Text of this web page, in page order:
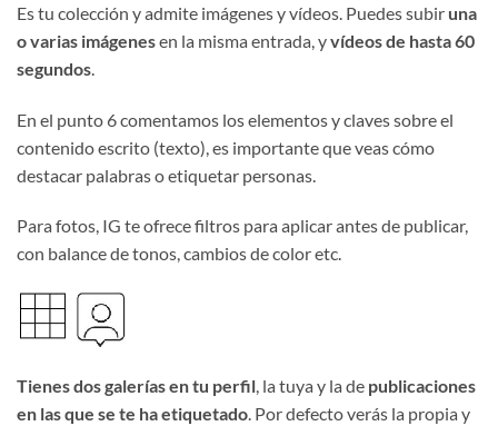
Es tu colección y admite imágenes y vídeos. Puedes subir una
o varias imágenesen la misma entrada, yvídeos de hasta 60
segundos
En el punto 6 comentamos los elementos y claves sobre el
contenido escrito (texto), es importante que veas cómo
destacar palabras o etiquetar personas.
Para fotos, IG te ofrece filtros para aplicar antes de publicar,
con balance de tonos, cambios de color etc.
Tienes dos galerías en tu perfil, la tuya y la de publicaciones
en las que se te ha etiquetado. Por defecto verás la propia y